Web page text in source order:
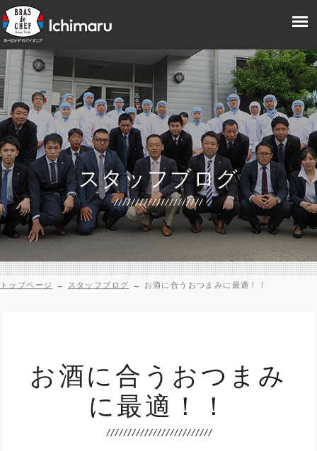
スタッフブログ
トップページ → スタッフブログ → お酒に合うおつまみに最適！！
お酒に合うおつまみ
に最適！！